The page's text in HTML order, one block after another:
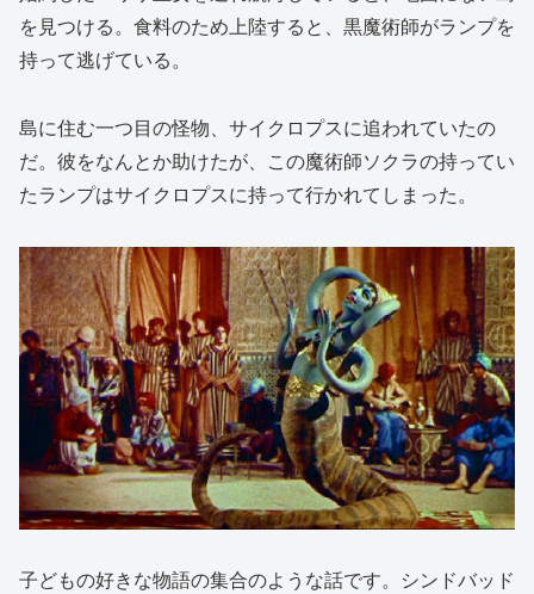
を見つける。食料のため上陸すると、黒魔術師がランプを
持って逃げている。
島に住む一つ目の怪物、サイクロプスに追われていたの
だ。彼をなんとか助けたが、この魔術師ソクラの持ってい
たランプはサイクロプスに持って行かれてしまった。
子どもの好きな物語の集合のような話です。シンドバッド